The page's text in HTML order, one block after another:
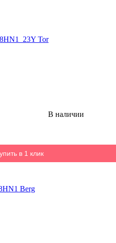
Tor
В наличии
в 1 клик
Berg